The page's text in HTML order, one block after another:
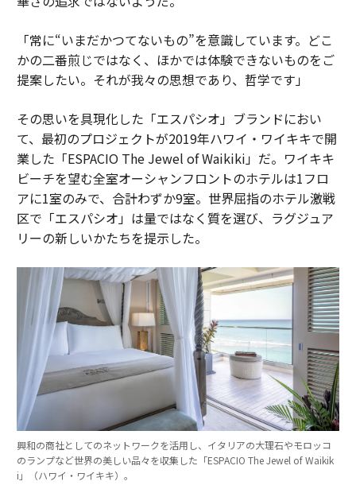
「常に“いまだかつてないもの”を意識しています。どこ
かの二番煎じではなく、ほかでは体験できないものをご
提案したい。それが我々の思想であり、哲学です」
その思いを具現化した「エスパシオ」ブランドにおい
て、最初のプロジェクトが2019年ハワイ・ワイキキで開
業した「ESPACIO The Jewel of Waikiki」だ。ワイキキ
ビーチを望む全室オーシャンフロントのホテルは1フロ
アに1室のみで、合計わずか9室。世界屈指のホテル激戦
区で「エスパシオ」は量ではなく質を選び、ラグジュア
リーの新しいかたちを提示した。
興和の商社としてのネットワークを活用し、イタリアの大理石やモロッコ
のランプなど世界の美しい品々を収集した「ESPACIO The Jewel of Waikik
i」（ハワイ・ワイキキ）。